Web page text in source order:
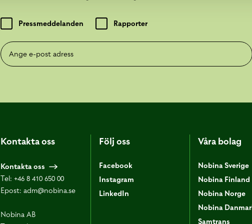
Pressmeddelanden Rapporter
Ange e-post adress
Kontakta oss
Kontakta oss
Tel: +46 8 410 650 00
Epost: adm@nobina.se
Nobina AB
Följ oss
Facebook
Instagram
LinkedIn
Våra bolag
Nobina Sverige
Nobina Finland
Nobina Norge
Nobina
Samtrans